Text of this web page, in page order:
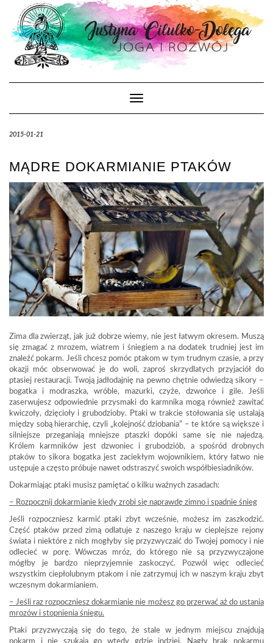
content
Toggle Navigation
2015-01-21
MĄDRE DOKARMIANIE PTAKÓW
Zima dla zwierząt, jak już dobrze wiemy, nie jest łatwym okresem. Muszą
się zmagać z mrozem, wiatrem i śniegiem a na dodatek trudniej jest im
znaleźć pokarm. Jeśli chcesz pomóc ptakom w tym trudnym czasie, a przy
okazji móc obserwować je do woli, zaproś skrzydlatych przyjaciół do
ptasiej restauracji. Twoją jadłodajnię na pewno chętnie odwiedzą sikory –
bogatka i modraszka, wróble, mazurki, czyże, dzwońce i gile. Jeśli
zaserwujesz odpowiednie przysmaki do karmnika mogą również zawitać
kwiczoły, dzięcioły i grubodzioby. Ptaki w trakcie stołowania się ustalają
między sobą hierarchię, czyli „kolejność dziobania” – te które są większe i
silniejsze przeganiają mniejsze ptaszki dopóki same się nie najedzą.
Królem karmników jest dzwoniec i grubodziób, a spośród drobnych
ptaków to sikora bogatka jest zaciekłym wojownikiem, który łatwo nie
ustępuje a często próbuje nawet odstraszyć swoich współbiesiadników.
Dokarmiając ptaki musisz pamiętać o kilku ważnych zasadach:
– Rozpocznij dokarmianie kiedy zrobi się naprawdę zimno i spadnie śnieg
Jeśli rozpoczniesz karmić ptaki zbyt wcześnie, możesz im zaszkodzić.
Część ptaków przed zimą odlatuje z naszego kraju w cieplejsze rejony
świata i niektóre z nich mogłyby się przyzwyczaić do Twojej pomocy i nie
odlecieć w porę. Wówczas mróz, do którego nie są przyzwyczajone
mógłby je bardzo nieprzyjemnie zaskoczyć. Pozwól więc odlecieć
wszystkim ciepłolubnym ptakom i nie zatrzymuj ich w naszym kraju zbyt
wczesnym dokarmianiem.
– Jeśli raz rozpoczniesz dokarmianie nie możesz go przerwać aż do ustania
mrozów i stopnienia śniegu.
Ptaki przyzwyczają się do tego, że stale w jednym miejscu znajdują